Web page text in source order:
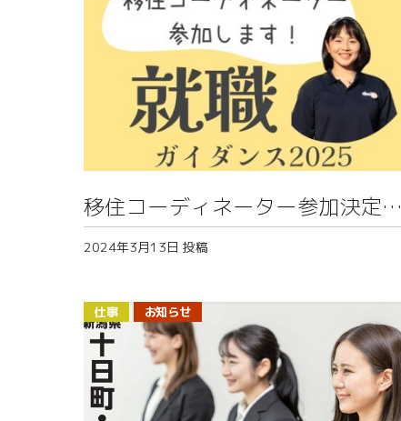
移住コーディネーター参加決定！
～十日町・津南 就職ガイダンス
2024年3月13日 投稿
仕事 お知らせ